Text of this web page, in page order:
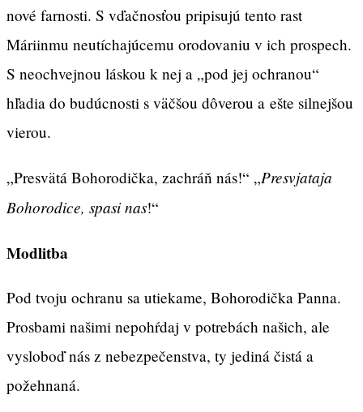
nové farnosti. S vďačnosťou pripisujú tento rast
Máriinmu neutíchajúcemu orodovaniu v ich prospech.
S neochvejnou láskou k nej a „pod jej ochranou“
hľadia do budúcnosti s väčšou dôverou a ešte silnejšou
vierou.
„Presvätá Bohorodička, zachráň nás!“ „Presvjataja
Bohorodice, spasi nas!“
Modlitba
Pod tvoju ochranu sa utiekame, Bohorodička Panna.
Prosbami našimi nepohŕdaj v potrebách našich, ale
vysloboď nás z nebezpečenstva, ty jediná čistá a
požehnaná.